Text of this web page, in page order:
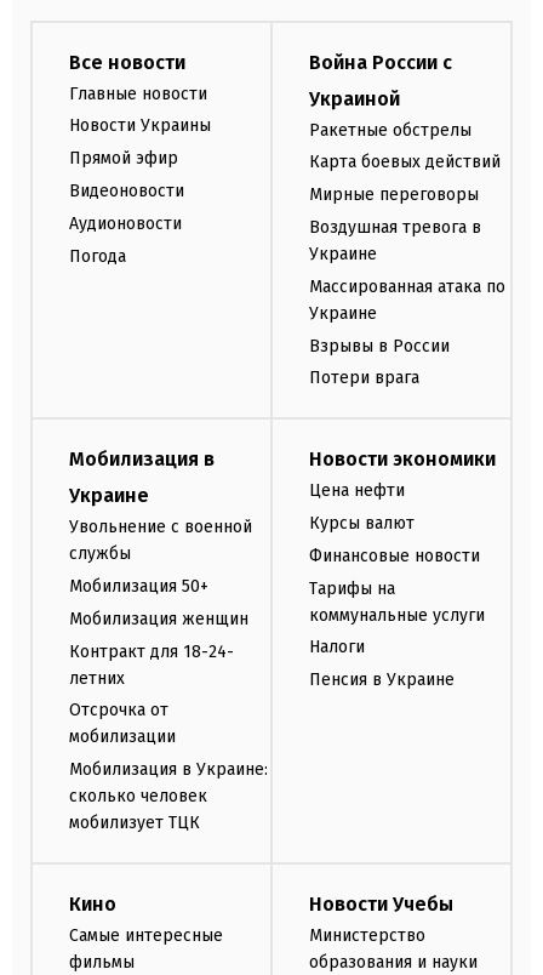
Все новости
Главные новости
Новости Украины
Прямой эфир
Видеоновости
Аудионовости
Погода
Война России с
Украиной
Ракетные обстрелы
Карта боевых действий
Мирные переговоры
Воздушная тревога в
Украине
Массированная атака по
Украине
Взрывы в России
Потери врага
Мобилизация в
Украине
Увольнение с военной
службы
Мобилизация 50+
Мобилизация женщин
Контракт для 18-24-
летних
Отсрочка от
мобилизации
Мобилизация в Украине:
сколько человек
мобилизует ТЦК
Новости экономики
Цена нефти
Курсы валют
Финансовые новости
Тарифы на
коммунальные услуги
Налоги
Пенсия в Украине
Кино
Самые интересные
фильмы
Новости Учебы
Министерство
образования и науки